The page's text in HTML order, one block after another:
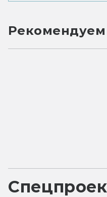
Рекомендуем